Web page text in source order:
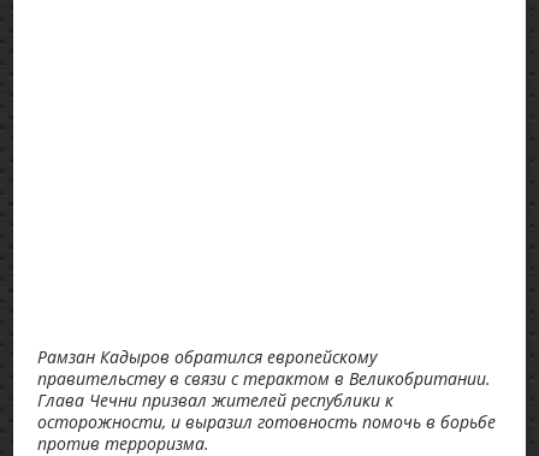
Рамзан Кадыров обратился европейскому
правительству в связи с терактом в Великобритании.
Глава Чечни призвал жителей республики к
осторожности, и выразил готовность помочь в борьбе
против терроризма.